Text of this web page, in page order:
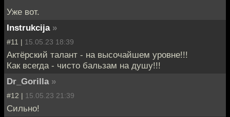
Уже вот.
Instrukcija »
#11 | 15.05.23 18:39
Актёрский талант - на высочайшем уровне!!!
Как всегда - чисто бальзам на душу!!!
Dr_Gorilla »
#12 | 15.05.23 21:39
Сильно!